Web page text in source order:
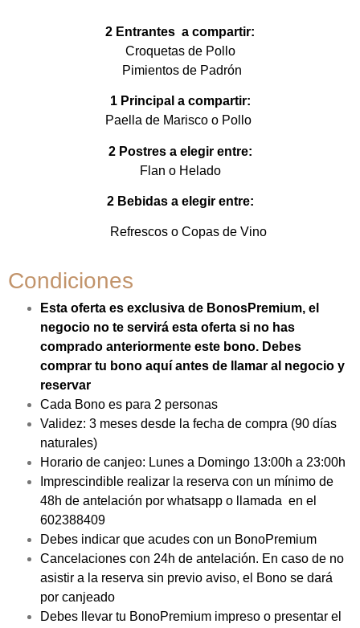
2 Entrantes a compartir:
Croquetas de Pollo
Pimientos de Padrón
1 Principal a compartir:
Paella de Marisco o Pollo
2 Postres a elegir entre:
Flan o Helado
2 Bebidas a elegir entre:
Refrescos o Copas de Vino
Condiciones
Esta oferta es exclusiva de BonosPremium, el
negocio no te servirá esta oferta si no has
comprado anteriormente este bono. Debes
comprar tu bono aquí antes de llamar al negocio y
reservar
Cada Bono es para 2 personas
Validez: 3 meses desde la fecha de compra (90 días
naturales)
Horario de canjeo: Lunes a Domingo 13:00h a 23:00h
Imprescindible realizar la reserva con un mínimo de
48h de antelación por whatsapp o llamada en el
602388409
Debes indicar que acudes con un BonoPremium
Cancelaciones con 24h de antelación. En caso de no
asistir a la reserva sin previo aviso, el Bono se dará
por canjeado
Debes llevar tu BonoPremium impreso o presentar el